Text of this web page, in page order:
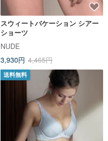
スウィートバケーション シアー
ショーツ
NUDE
3,930円 4,465円
送料無料